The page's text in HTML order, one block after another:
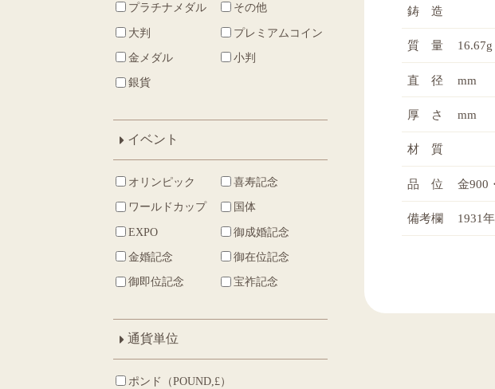
鋳 造
質 量 16.67g
直 径 mm
厚 さ mm
材 質
品 位 金900
備考欄 1931
プラチナメダル
その他
大判
プレミアムコイン
金メダル
小判
銀貨
イベント
オリンピック
喜寿記念
ワールドカップ
国体
EXPO
御成婚記念
金婚記念
御在位記念
御即位記念
宝祚記念
通貨単位
ポンド（POUND,£）